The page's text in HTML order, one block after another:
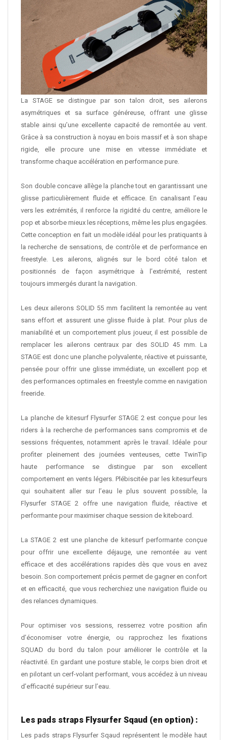
La STAGE se distingue par son talon droit, ses ailerons
asymétriques et sa surface généreuse, offrant une glisse
stable ainsi qu’une excellente capacité de remontée au vent.
Grâce à sa construction à noyau en bois massif et à son shape
rigide, elle procure une mise en vitesse immédiate et
transforme chaque accélération en performance pure.
Son double concave allège la planche tout en garantissant une
glisse particulièrement fluide et efficace. En canalisant l’eau
vers les extrémités, il renforce la rigidité du centre, améliore le
pop et absorbe mieux les réceptions, même les plus engagées.
Cette conception en fait un modèle idéal pour les pratiquants à
la recherche de sensations, de contrôle et de performance en
freestyle. Les ailerons, alignés sur le bord côté talon et
positionnés de façon asymétrique à l’extrémité, restent
toujours immergés durant la navigation.
Les deux ailerons SOLID 55 mm facilitent la remontée au vent
sans effort et assurent une glisse fluide à plat. Pour plus de
maniabilité et un comportement plus joueur, il est possible de
remplacer les ailerons centraux par des SOLID 45 mm. La
STAGE est donc une planche polyvalente, réactive et puissante,
pensée pour offrir une glisse immédiate, un excellent pop et
des performances optimales en freestyle comme en navigation
freeride.
La planche de kitesurf Flysurfer STAGE 2 est conçue pour les
riders à la recherche de performances sans compromis et de
sessions fréquentes, notamment après le travail. Idéale pour
profiter pleinement des journées venteuses, cette TwinTip
haute performance se distingue par son excellent
comportement en vents légers. Plébiscitée par les kitesurfeurs
qui souhaitent aller sur l’eau le plus souvent possible, la
Flysurfer STAGE 2 offre une navigation fluide, réactive et
performante pour maximiser chaque session de kiteboard.
La STAGE 2 est une planche de kitesurf performante conçue
pour offrir une excellente déjauge, une remontée au vent
efficace et des accélérations rapides dès que vous en avez
besoin. Son comportement précis permet de gagner en confort
et en efficacité, que vous recherchiez une navigation fluide ou
des relances dynamiques.
Pour optimiser vos sessions, resserrez votre position afin
d’économiser votre énergie, ou rapprochez les fixations
SQUAD du bord du talon pour améliorer le contrôle et la
réactivité. En gardant une posture stable, le corps bien droit et
en pilotant un cerf-volant performant, vous accédez à un niveau
d’efficacité supérieur sur l’eau.
Les pads straps Flysurfer Sqaud (en option) :
Les pads straps Flysurfer Sqaud représentent le modèle haut